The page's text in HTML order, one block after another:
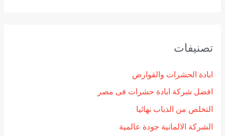
تصنيفات
ابادة الحشرات والقوارض
افضل شركة ابادة حشرات فى مصر
التخلص من الذباب نهائيا
الشركة الالمانية جودة عالمية